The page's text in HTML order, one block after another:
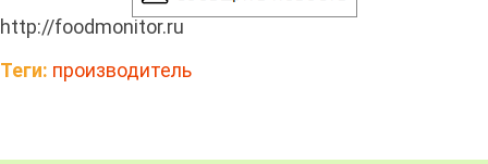
http://foodmonitor.ru
Теги: производитель